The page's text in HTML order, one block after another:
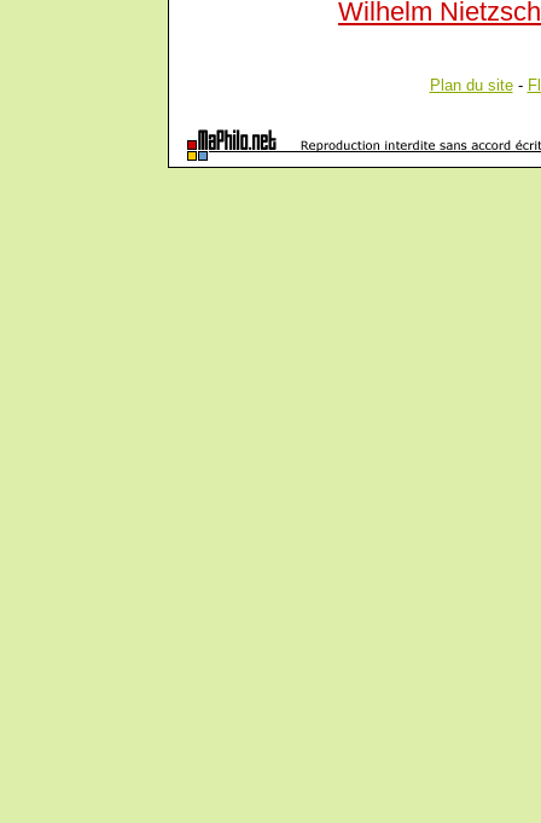
Wilhelm
Plan du site-